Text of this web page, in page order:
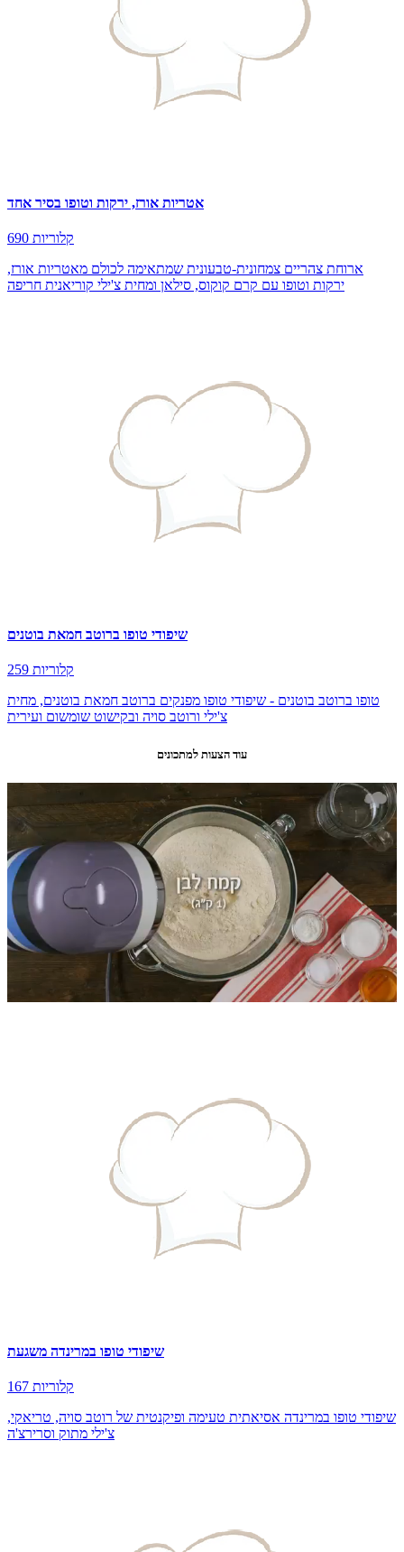
אטריות אורז, ירקות וטופו בסיר אחד
690 קלוריות
ארוחת צהריים צמחונית-טבעונית שמתאימה לכולם מאטריות אורז,
ירקות וטופו עם קרם קוקוס, סילאן ומחית צ'ילי קוריאנית חריפה
שיפודי טופו ברוטב חמאת בוטנים
259 קלוריות
טופו ברוטב בוטנים - שיפודי טופו מפנקים ברוטב חמאת בוטנים, מחית
צ'ילי ורוטב סויה ובקישוט שומשום ועירית
עוד הצעות למתכונים
שיפודי טופו במרינדה משגעת
167 קלוריות
שיפודי טופו במרינדה אסיאתית טעימה ופיקנטית של רוטב סויה, טריאקי,
צ'ילי מתוק וסרירצ'ה